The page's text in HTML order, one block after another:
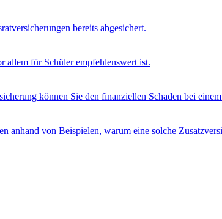
bereits abgesichert.
allem für Schüler empfehlenswert ist.
können Sie den finanziellen Schaden bei
anhand von Beispielen, warum eine solche